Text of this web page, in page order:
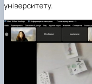
університету.